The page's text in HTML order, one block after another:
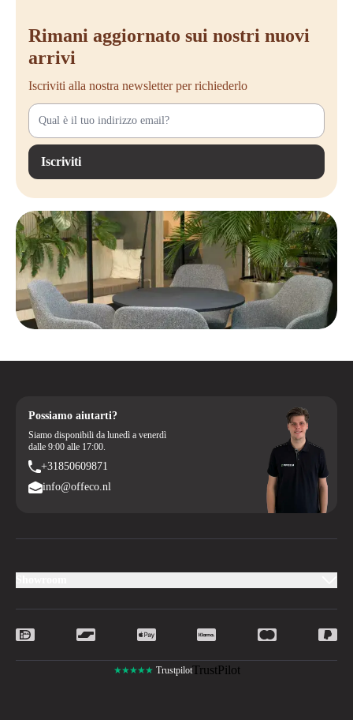
Rimani aggiornato sui nostri nuovi
arrivi
Iscriviti alla nostra newsletter per richiederlo
Iscriviti
Possiamo aiutarti?
Siamo disponibili da lunedì a venerdì
dalle 9:00 alle 17:00.
+31850609871
info@offeco.nl
★★★★★ TrustpilotTrustPilot